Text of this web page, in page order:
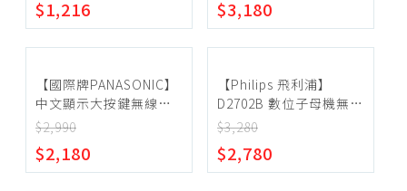
除菌、消毒機
清潔機、洗地機
殺菌燈
加濕器
檯燈、夾燈、配件
捕蚊燈
$1,216 $3,180
【國際牌PANASONIC】
中文顯示大按鍵無線電
話 KX-TGE610TWB
$2,990
$2,180
【Philips 飛利浦】
D2702B 數位子母機無線
電話
$3,280
$2,780